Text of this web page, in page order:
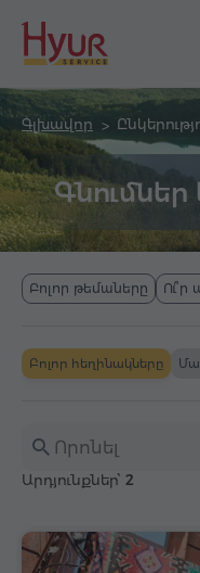
Գլխավոր
Գնումներ
Բոլոր թեմաները Ու՞ր
Բոլոր հեղինակները
Արդյունքներ՝ 2